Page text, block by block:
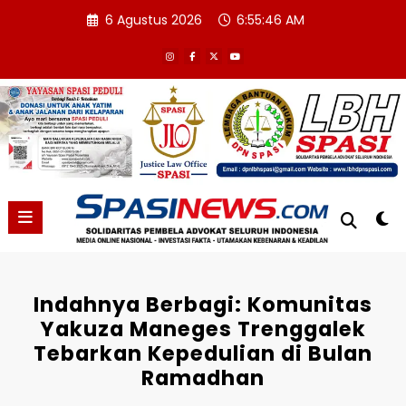
6 Agustus 2026 6:55:47 AM
Indahnya Berbagi: Komunitas
Yakuza Maneges Trenggalek
Tebarkan Kepedulian di Bulan
Ramadhan